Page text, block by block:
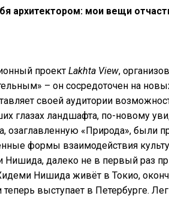
архитектором: мои вещи
проект Lakhta View,
– он сосредоточен на
своей аудитории
глазах ландшафта, по-новому
озаглавленную «Природа», были
формы взаимодействия
Нишида, далеко не в первый раз
Нишида живёт в Токио,
выступает в Петербурге.